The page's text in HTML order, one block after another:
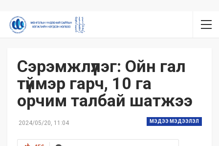
Сэрэмжлүүлэг: Ойн гал
түймэр гарч, 10 га
орчим талбай шатжээ
МЭДЭЭ МЭДЭЭЛЭЛ
2024/05/20, 11:04